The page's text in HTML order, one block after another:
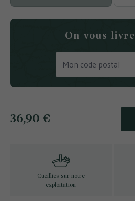
On vous
36,90 €
Cueillies sur notre
exploitation